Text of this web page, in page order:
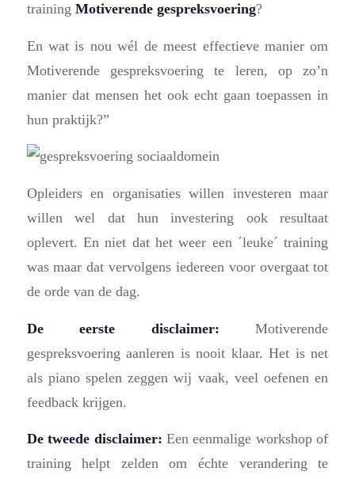
training Motiverende gespreksvoering?
En wat is nou wél de meest effectieve manier om
Motiverende gespreksvoering te leren, op zo’n
manier dat mensen het ook echt gaan toepassen in
hun praktijk?”
Opleiders en organisaties willen investeren maar
willen wel dat hun investering ook resultaat
oplevert. En niet dat het weer een ´leuke´ training
was maar dat vervolgens iedereen voor overgaat tot
de orde van de dag.
De eerste disclaimer:Motiverende
gespreksvoering aanleren is nooit klaar. Het is net
als piano spelen zeggen wij vaak, veel oefenen en
feedback krijgen.
De tweede disclaimer: Een eenmalige workshop of
training helpt zelden om échte verandering te